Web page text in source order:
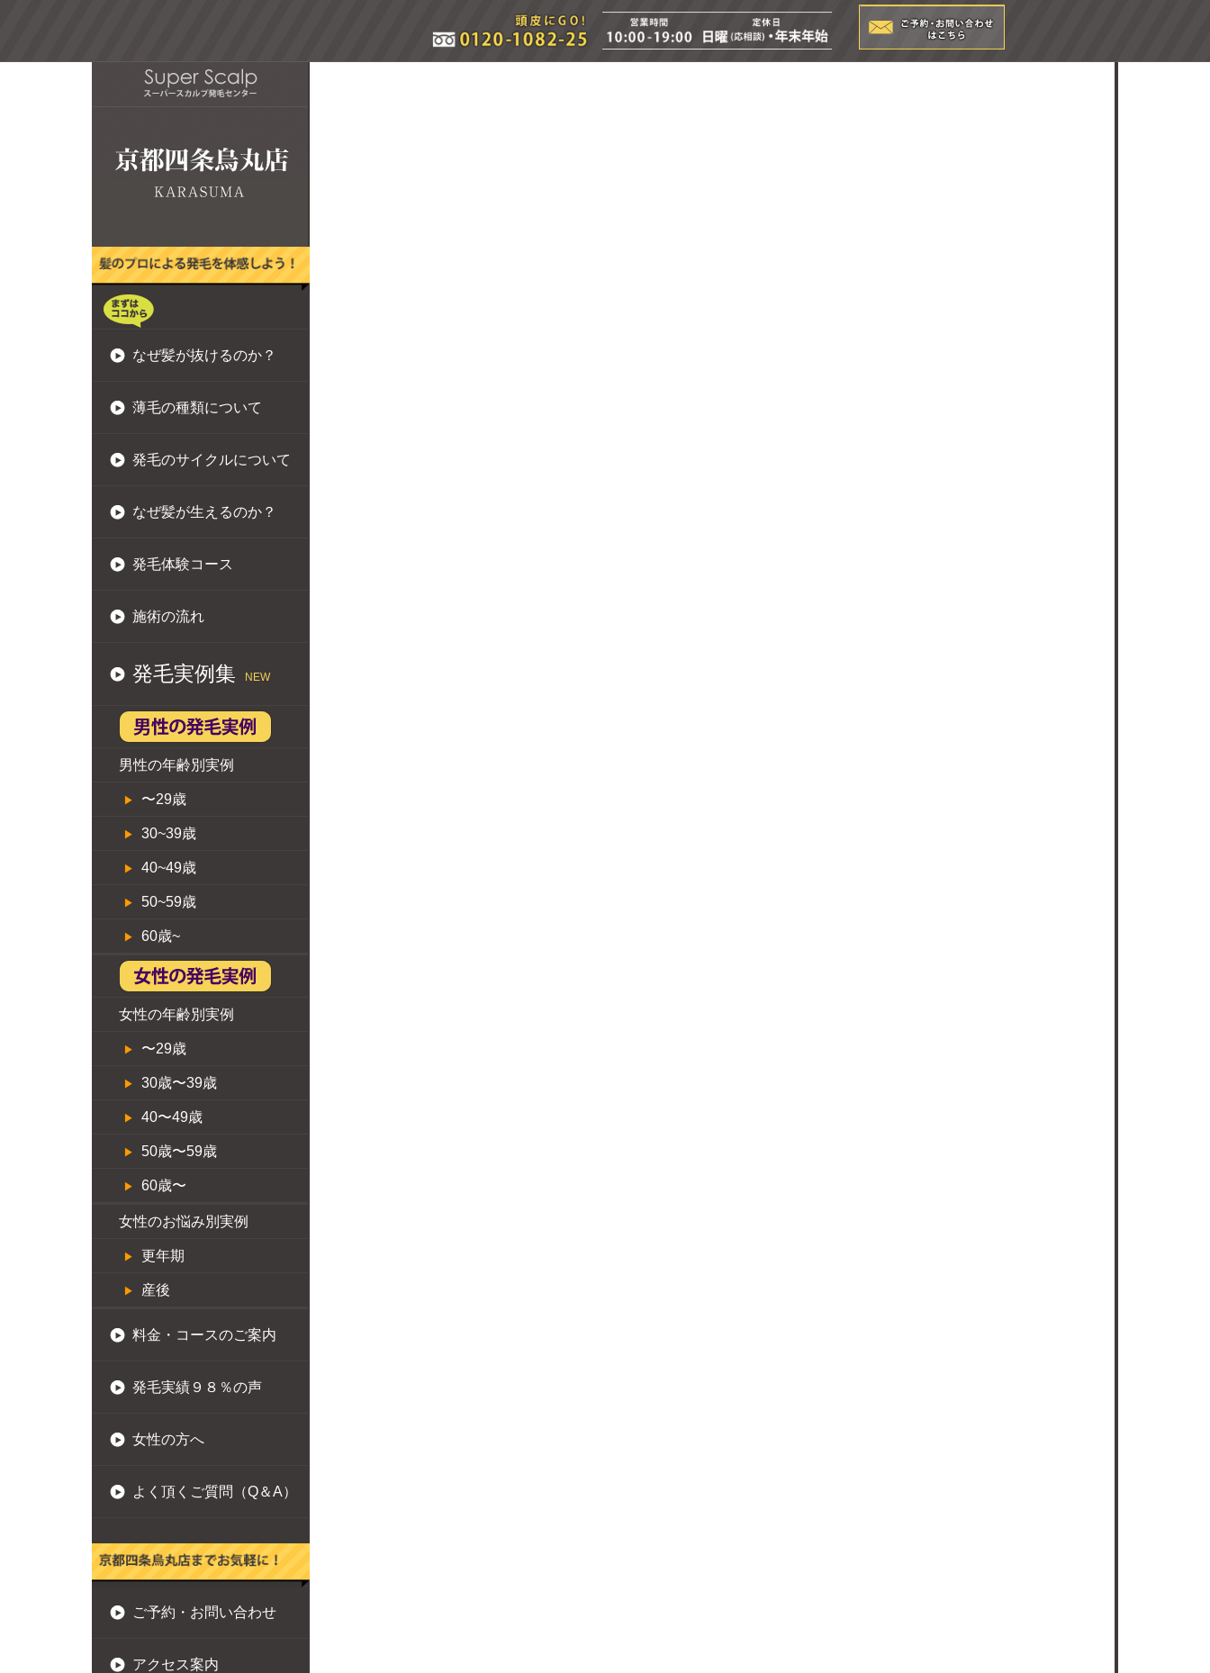
なぜ髪が抜けるのか？
薄毛の種類について
発毛のサイクルについて
なぜ髪が生えるのか？
発毛体験コース
施術の流れ
発毛実例集 NEW
男性の年齢別実例
〜29歳
30~39歳
40~49歳
50~59歳
60歳~
女性の年齢別実例
〜29歳
30歳〜39歳
40〜49歳
50歳〜59歳
60歳〜
女性のお悩み別実例
更年期
産後
料金・コースのご案内
発毛実績９８％の声
女性の方へ
よく頂くご質問（Q＆A）
ご予約・お問い合わせ
アクセス案内